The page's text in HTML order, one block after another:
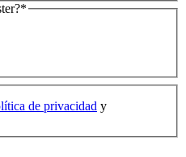
*
de privacidad y